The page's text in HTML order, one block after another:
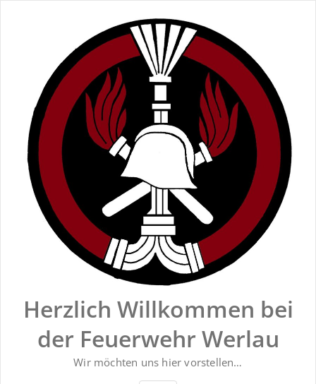
Herzlich Willkommen bei
der Feuerwehr Werlau
Wir möchten uns hier vorstellen…